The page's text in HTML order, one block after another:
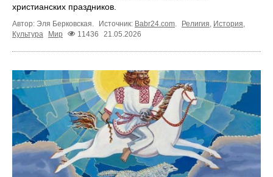
христианских праздников.
Автор: Эля Берковская. Источник: Babr24.com Религия История
Культура
Мир 11436 21.05.2026